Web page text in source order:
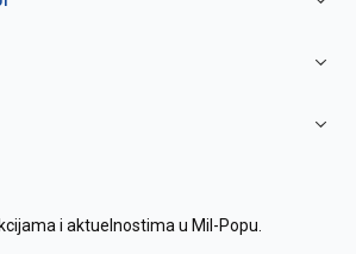
i aktuelnostima u Mil-Popu.